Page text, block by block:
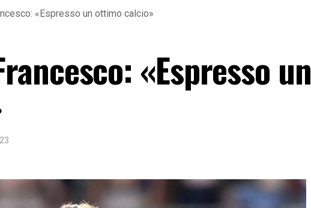
«Espresso un ottimo calcio»
«Espresso un